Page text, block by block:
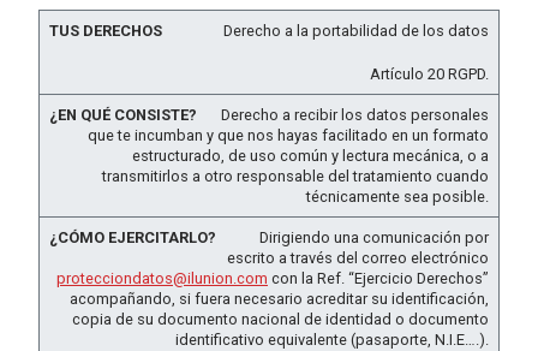
Derecho a la portabilidad de los datos
Artículo 20 RGPD.
Derecho a recibir los datos personales
que te incumban y que nos hayas facilitado en un formato
estructurado, de uso común y lectura mecánica, o a
transmitirlos a otro responsable del tratamiento cuando
técnicamente sea posible.
Dirigiendo una comunicación por
escrito a través del correo electrónico
protecciondatos@ilunion.com con la Ref. “Ejercicio Derechos”
acompañando, si fuera necesario acreditar su identificación,
copia de su documento nacional de identidad o documento
identificativo equivalente (pasaporte, N.I.E….).